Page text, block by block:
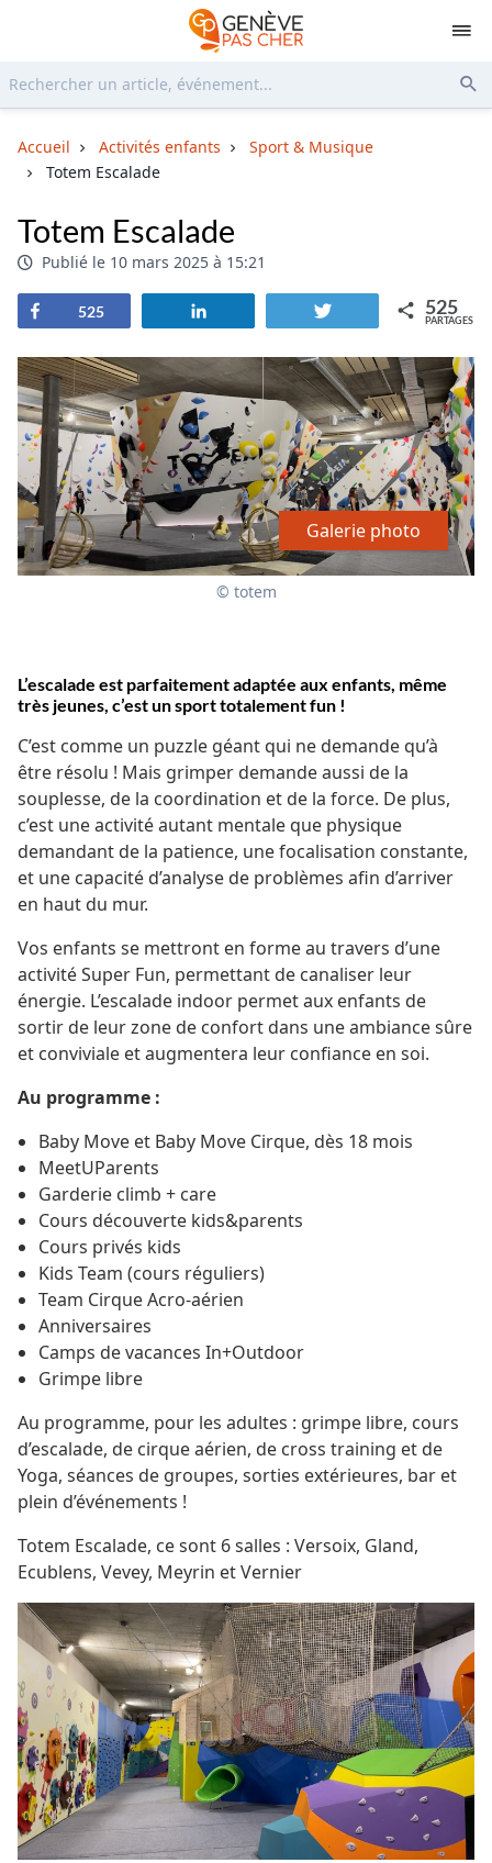
Accueil Activités enfants
Sport & Musique
Totem Escalade
Totem Escalade
Publié le 10 mars 2025 à 15:21
Partagez
525 Tweetez 525
PARTAGES
© totem
Galerie photo
L’escalade est parfaitement adaptée aux enfants, même
très jeunes, c’est un sport totalement fun !
C’est comme un puzzle géant qui ne demande qu’à
être résolu ! Mais grimper demande aussi de la
souplesse, de la coordination et de la force. De plus,
c’est une activité autant mentale que physique
demandant de la patience, une focalisation constante,
et une capacité d’analyse de problèmes afin d’arriver
en haut du mur.
Vos enfants se mettront en forme au travers d’une
activité Super Fun, permettant de canaliser leur
énergie. L’escalade indoor permet aux enfants de
sortir de leur zone de confort dans une ambiance sûre
et conviviale et augmentera leur confiance en soi.
Au programme :
Baby Move et Baby Move Cirque, dès 18 mois
MeetUParents
Garderie climb + care
Cours découverte kids&parents
Cours privés kids
Kids Team (cours réguliers)
Team Cirque Acro-aérien
Anniversaires
Camps de vacances In+Outdoor
Grimpe libre
Au programme, pour les adultes : grimpe libre, cours
d’escalade, de cirque aérien, de cross training et de
Yoga, séances de groupes, sorties extérieures, bar et
plein d’événements !
Totem Escalade, ce sont 6 salles : Versoix, Gland,
Ecublens, Vevey, Meyrin et Vernier